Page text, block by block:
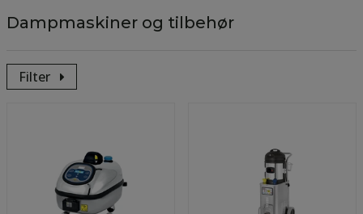
Dampmaskiner og tilbehør
Filter